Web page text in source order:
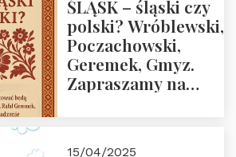
ŚLĄSK – śląski czy
polski? Wróblewski,
Poczachowski,
Geremek, Gmyz.
Zapraszamy na
15/04/2025